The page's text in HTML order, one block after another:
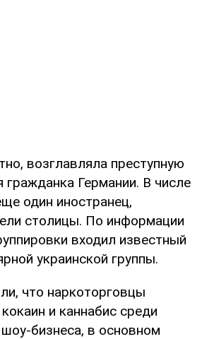
возглавляла преступную
гражданка Германии. В числе
один иностранец,
столицы. По информации
входил известный
украинской группы.
что наркоторговцы
и каннабис среди
бизнеса, в основном